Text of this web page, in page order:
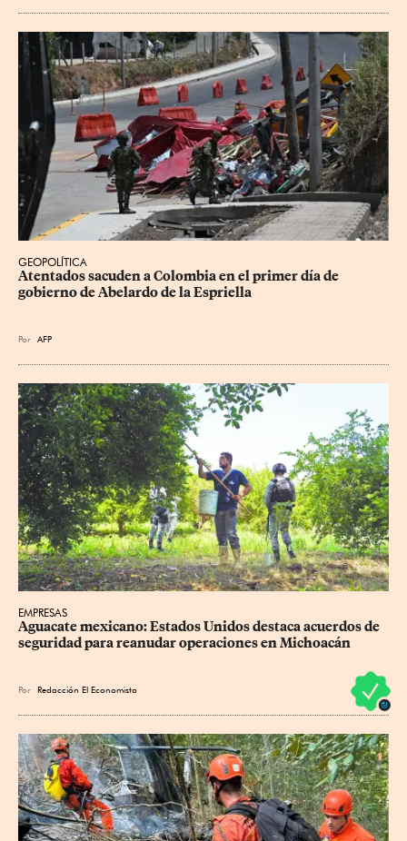
GEOPOLÍTICA
Atentados sacuden a Colombia en el primer día de
gobierno de Abelardo de la Espriella
Por AFP
EMPRESAS
Aguacate mexicano: Estados Unidos destaca acuerdos de
seguridad para reanudar operaciones en Michoacán
Por Redacción El Economista